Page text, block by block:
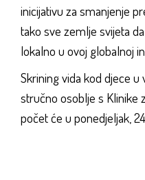
inicijativu za smanjenje
tako sve zemlje svijeta
lokalno u ovoj globalnoj
Skrining vida kod djece
stručno osoblje s Klinike
počet će u ponedjeljak,